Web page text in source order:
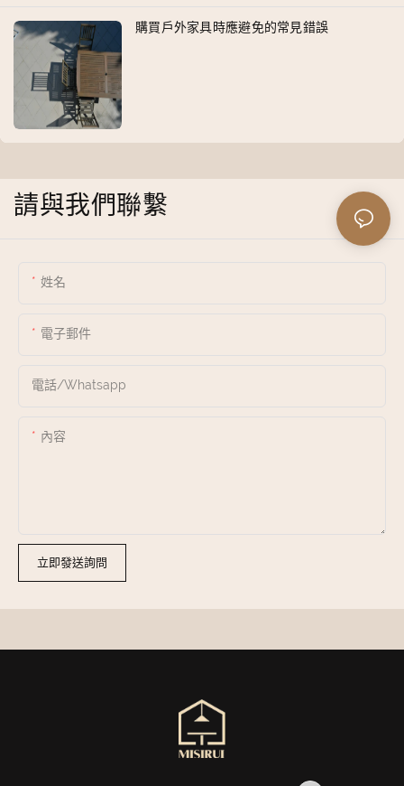
購買戶外家具時應避免的常見錯誤
請與我們聯繫
姓名
電子郵件
電話/whatsapp
內容
立即發送詢問